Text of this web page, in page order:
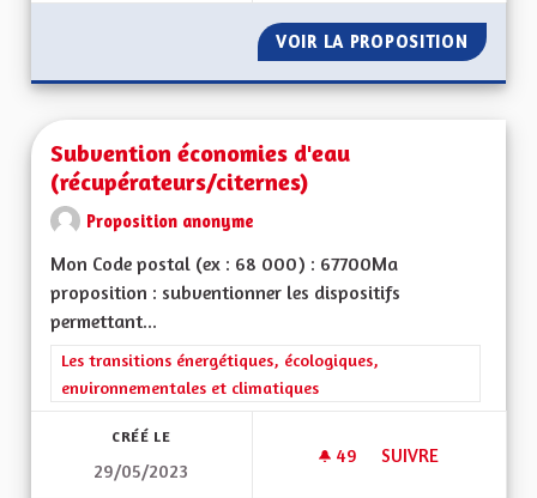
VOIR LA PROPOSITION
Subvention économies d'eau
(récupérateurs/citernes)
Proposition anonyme
Mon Code postal (ex : 68 000) : 67700Ma
proposition : subventionner les dispositifs
permettant...
Filtrer les résultats de la catégorie : Les transitions
Les transitions énergétiques, écologiques,
environnementales et climatiques
CRÉÉ LE
29/05/2023
49 49 ABONNÉS
SUIVRE